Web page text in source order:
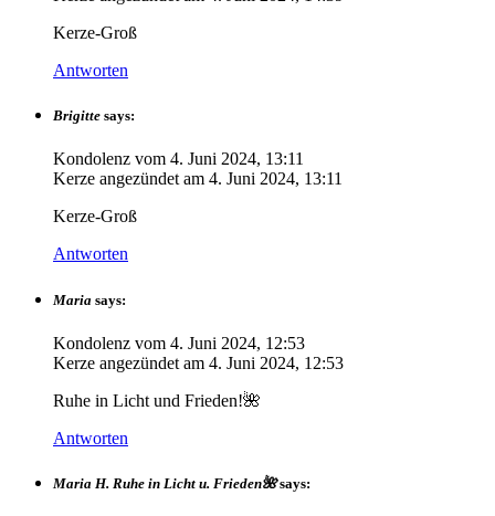
Kerze-Groß
Antworten
Brigitte says:
Kondolenz vom 4. Juni 2024, 13:11
Kerze angezündet am 4. Juni 2024, 13:11
Kerze-Groß
Antworten
Maria says:
Kondolenz vom 4. Juni 2024, 12:53
Kerze angezündet am 4. Juni 2024, 12:53
Ruhe in Licht und Frieden!🌺
Antworten
Maria H. Ruhe in Licht u. Frieden🌺 says: